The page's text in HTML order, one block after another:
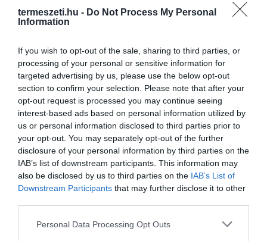
termeszeti.hu - Do Not Process My Personal
Information
If you wish to opt-out of the sale, sharing to third parties, or
processing of your personal or sensitive information for
targeted advertising by us, please use the below opt-out
section to confirm your selection. Please note that after your
opt-out request is processed you may continue seeing
interest-based ads based on personal information utilized by
us or personal information disclosed to third parties prior to
your opt-out. You may separately opt-out of the further
disclosure of your personal information by third parties on the
IAB’s list of downstream participants. This information may
also be disclosed by us to third parties on the IAB’s List of
Downstream Participants that may further disclose it to other
Please note that this website/app uses one or more Google
Personal Data Processing Opt Outs